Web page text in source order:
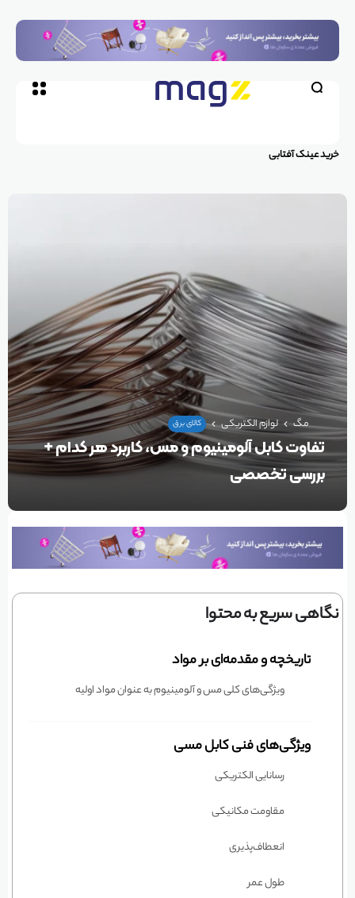
خرید عینک آفتابی
مگ لوازم الکتریکی کالای برق
تفاوت کابل آلومینیوم و مس، کاربرد هر کدام +
بررسی تخصصی
نگاهی سریع به محتوا
تاریخچه و مقدمه‌ای بر مواد
ویژگی‌های کلی مس و آلومینیوم به عنوان مواد اولیه
ویژگی‌های فنی کابل مسی
رسانایی الکتریکی
مقاومت مکانیکی
انعطاف‌پذیری
طول عمر